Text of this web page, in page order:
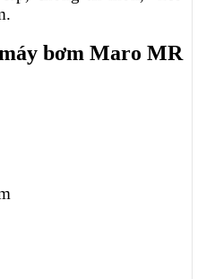
bơm Maro MR